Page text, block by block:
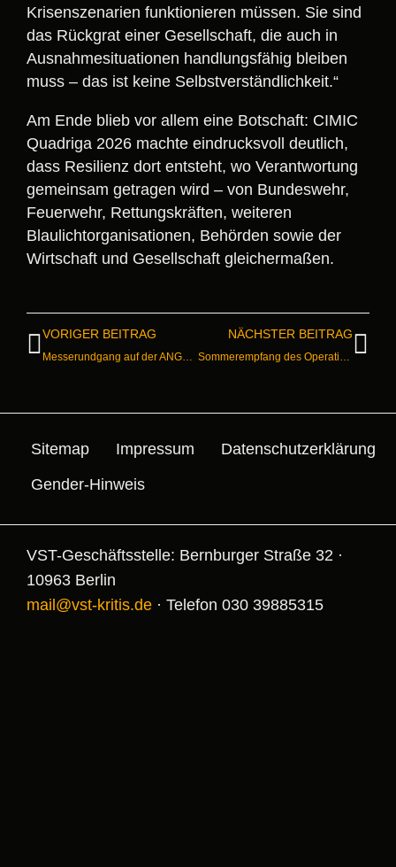
Krisenszenarien funktionieren müssen. Sie sind
das Rückgrat einer Gesellschaft, die auch in
Ausnahmesituationen handlungsfähig bleiben
muss – das ist keine Selbstverständlichkeit.“
Am Ende blieb vor allem eine Botschaft: CIMIC
Quadriga 2026 machte eindrucksvoll deutlich,
dass Resilienz dort entsteht, wo Verantwortung
gemeinsam getragen wird – von Bundeswehr,
Feuerwehr, Rettungskräften, weiteren
Blaulichtorganisationen, Behörden sowie der
Wirtschaft und Gesellschaft gleichermaßen.
VORIGER BEITRAG NÄCHSTER BEITRAG
Sitemap Impressum
Datenschutz­erklärung
Gender-Hinweis
VST-Geschäftsstelle: Bernburger Straße 32 ·
10963 Berlin
mail@vst-kritis.de · Telefon 030 39885315